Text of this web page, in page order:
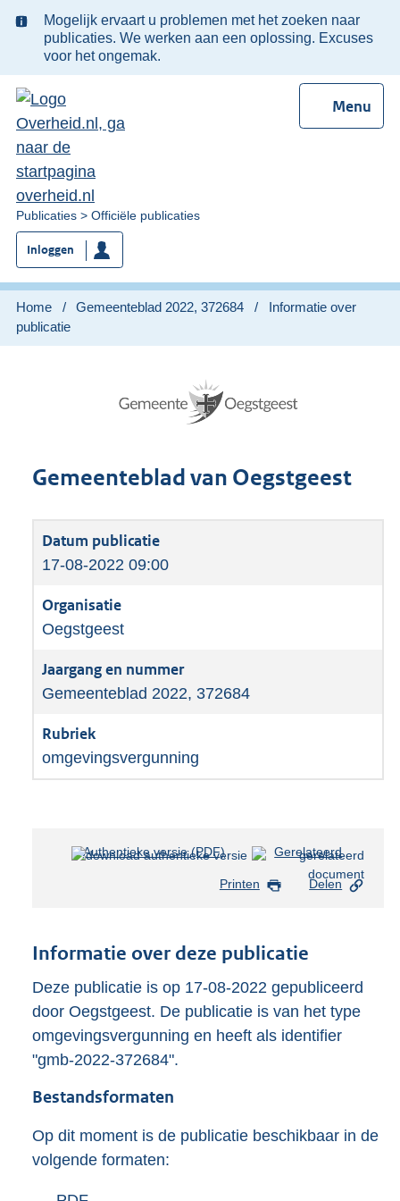
Ter
informatie:
Mogelijk ervaart u problemen met het zoeken naar
publicaties. We werken aan een oplossing. Excuses
voor het ongemak.
Menu
U
bent
nu
hier:
Publicaties Officiële publicaties
Inloggen
Home Gemeenteblad 2022, 372684
Informatie over
publicatie
Gemeenteblad van Oegstgeest
17-08-2022 09:00
Oegstgeest
Gemeenteblad 2022, 372684
omgevingsvergunning
Authentieke versie (PDF)b
s
d
s
r
o
:
Gerelateerd
Printen Delen
Informatie over deze publicatie
Deze publicatie is op 17-08-2022 gepubliceerd
door Oegstgeest. De publicatie is van het type
omgevingsvergunning en heeft als identifier
"gmb-2022-372684".
Bestandsformaten
Op dit moment is de publicatie beschikbaar in de
volgende formaten: